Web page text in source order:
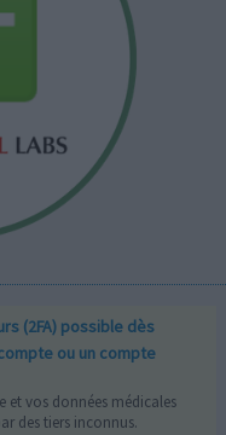
(2FA) possible dès
ou un compte
et vos données médicales
des tiers inconnus.